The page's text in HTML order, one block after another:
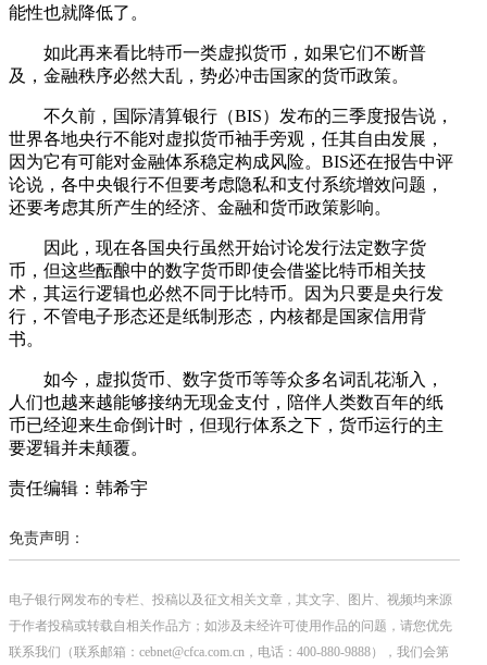
能性也就降低了。
如此再来看比特币一类虚拟货币，如果它们不断普
及，金融秩序必然大乱，势必冲击国家的货币政策。
不久前，国际清算银行（BIS）发布的三季度报告说，
世界各地央行不能对虚拟货币袖手旁观，任其自由发展，
因为它有可能对金融体系稳定构成风险。BIS还在报告中评
论说，各中央银行不但要考虑隐私和支付系统增效问题，
还要考虑其所产生的经济、金融和货币政策影响。
因此，现在各国央行虽然开始讨论发行法定数字货
币，但这些酝酿中的数字货币即使会借鉴比特币相关技
术，其运行逻辑也必然不同于比特币。因为只要是央行发
行，不管电子形态还是纸制形态，内核都是国家信用背
书。
如今，虚拟货币、数字货币等等众多名词乱花渐入，
人们也越来越能够接纳无现金支付，陪伴人类数百年的纸
币已经迎来生命倒计时，但现行体系之下，货币运行的主
要逻辑并未颠覆。
责任编辑：韩希宇
免责声明：
电子银行网发布的专栏、投稿以及征文相关文章，其文字、图片、视频均来源
于作者投稿或转载自相关作品方；如涉及未经许可使用作品的问题，请您优先
联系我们（联系邮箱：cebnet@cfca.com.cn，电话：400-880-9888），我们会第